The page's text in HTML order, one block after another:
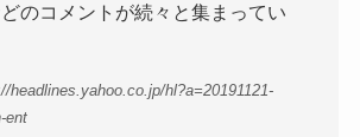
のコメントが続々と集まってい
headlines.yahoo.co.jp/hl?a=20191121-
ent